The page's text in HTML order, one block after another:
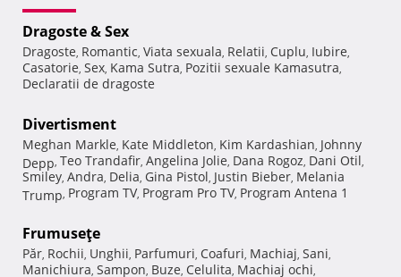
Dragoste & Sex
Dragoste, Romantic, Viata sexuala, Relatii, Cuplu, Iubire,
Casatorie, Sex, Kama Sutra, Pozitii sexuale Kamasutra,
Declaratii de dragoste
Divertisment
Meghan Markle, Kate Middleton, Kim Kardashian, Johnny
Depp, Teo Trandafir, Angelina Jolie, Dana Rogoz, Dani Otil,
Smiley, Andra, Delia, Gina Pistol, Justin Bieber, Melania
Trump, Program TV, Program Pro TV, Program Antena 1
Frumuseţe
Păr, Rochii, Unghii, Parfumuri, Coafuri, Machiaj, Sani,
Manichiura, Sampon, Buze, Celulita, Machiaj ochi,